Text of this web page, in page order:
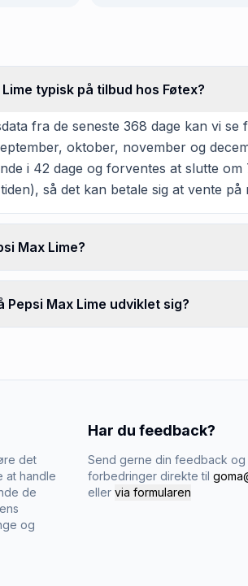
typisk på tilbud hos Føtex?
fra de seneste 368 dage kan vi
oktober, november og
i 42 dage og forventes at slutte om
så det kan betale sig at vente
Max Lime?
Max Lime udviklet sig?
det
at handle
de
og
Har du feedback?
Send gerne din feedback og
forbedringer direkte til
eller via formularen